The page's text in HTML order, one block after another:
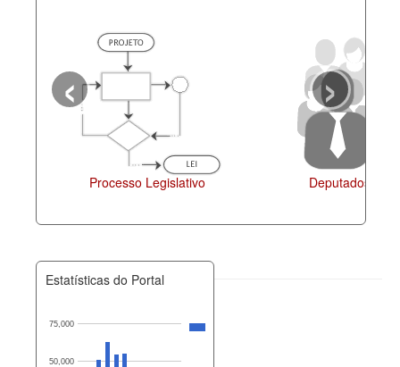
Processo Legislativo Deputados
‹ ›
Estatísticas do Portal
50,000
75,000